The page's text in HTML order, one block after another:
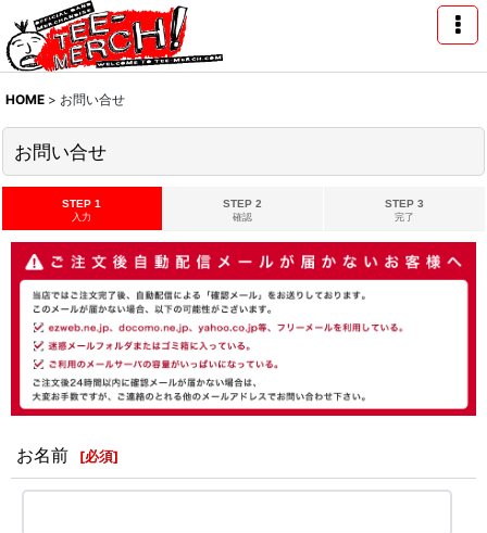
HOME > お問い合せ
お問い合せ
STEP 1
入力
STEP 2
確認
STEP 3
完了
お名前 [必須]